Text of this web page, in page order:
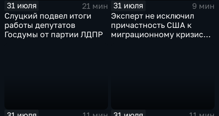
31 июля
21 мин
Слуцкий подвел итоги
работы депутатов
Госдумы от партии ЛДПР
31 июля
9 мин
Эксперт не исключил
причастность США к
миграционному кризису в